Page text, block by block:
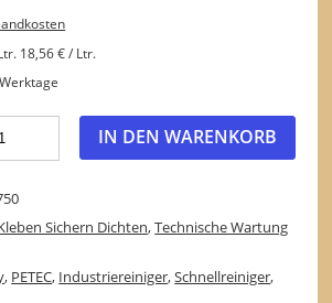
18,56€/ Ltr.
IN DEN WARENKORB
Sichern Dichten,Technische Wartung
, PETEC, Industriereiniger,Schnellreiniger,